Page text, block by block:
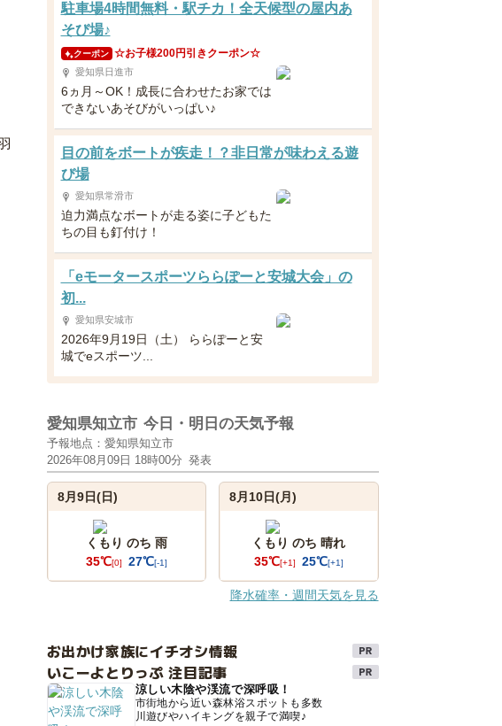
駐車場4時間無料・駅チカ！全天候型の屋内あ
そび場♪
クーポン ☆お子様200円引きクーポン☆
愛知県日進市
6ヵ月～OK！成長に合わせたお家では
できないあそびがいっぱい♪
目の前をボートが疾走！？非日常が味わえる遊
び場
愛知県常滑市
迫力満点なボートが走る姿に子どもた
ちの目も釘付け！
「eモータースポーツららぽーと安城大会」の
初...
愛知県安城市
2026年9月19日（土） ららぽーと安
城でeスポーツ...
愛知県知立市 今日・明日の天気予報
予報地点：愛知県知立市
2026年08月09日 18時00分 発表
8月9日(日)
くもり のち 雨
35℃[0] 27℃[-1]
8月10日(月)
くもり のち 晴れ
35℃[+1] 25℃[+1]
降水確率・週間天気を見る
お出かけ家族にイチオシ情報
いこーよとりっぷ 注目記事
涼しい木陰や渓流で深呼吸！
市街地から近い森林浴スポットも多数
川遊びやハイキングを親子で満喫♪